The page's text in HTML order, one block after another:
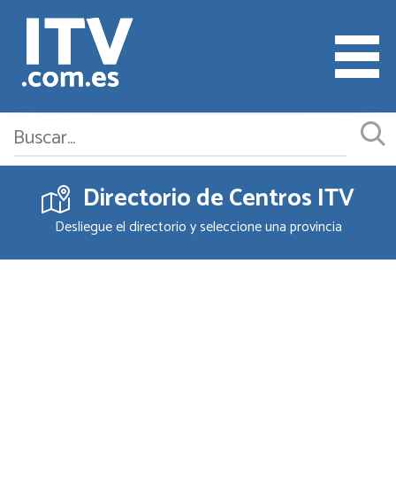
Cita ITV
Cambiar o Anular Cita
Directorio de Centros ITV
Desliegue el directorio y seleccione una provincia